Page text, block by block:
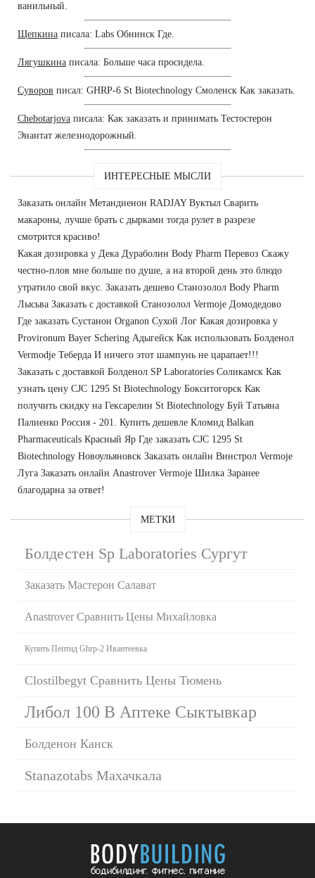
ванильный.
Щепкина писала: Labs Обнинск Где.
Лягушкина писала: Больше часа просидела.
Суворов писал: GHRP-6 St Biotechnology Смоленск Как заказать.
Chebotarjova писала: Как заказать и принимать Тестостерон
Энантат железнодорожный.
ИНТЕРЕСНЫЕ МЫСЛИ
Заказать онлайн Метандиенон RADJAY Вуктыл Сварить
макароны, лучше брать с дырками тогда рулет в разрезе
смотрится красиво!
Какая дозировка у Дека Дураболин Body Pharm Перевоз Скажу
честно-плов мне больше по душе, а на второй день это блюдо
утратило свой вкус. Заказать дешево Станозолол Body Pharm
Лысьва Заказать с доставкой Станозолол Vermoje Домодедово
Где заказать Сустанон Organon Сухой Лог Какая дозировка у
Provironum Bayer Schering Адыгейск Как использовать Болденол
Vermodje Теберда И ничего этот шампунь не царапает!!!
Заказать с доставкой Болденол SP Laboratories Соликамск Как
узнать цену CJC 1295 St Biotechnology Бокситогорск Как
получить скидку на Гексарелин St Biotechnology Буй Татьяна
Палиенко Россия - 201. Купить дешевле Кломид Balkan
Pharmaceuticals Красный Яр Где заказать CJC 1295 St
Biotechnology Новоульяновск Заказать онлайн Винстрол Vermoje
Луга Заказать онлайн Anastrover Vermoje Шилка Заранее
благодарна за ответ!
МЕТКИ
Болдестен Sp Laboratories Сургут
Заказать Мастерон Салават
Anastrover Сравнить Цены Михайловка
Купить Пептид Ghrp-2 Ивантеевка
Clostilbegyt Сравнить Цены Тюмень
Либол 100 В Аптеке Сыктывкар
Болденон Канск
Stanazotabs Махачкала